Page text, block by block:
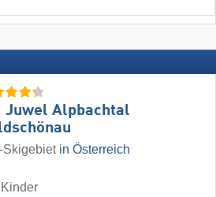
Juwel Alpbachtal
Skigebiet in Österreich